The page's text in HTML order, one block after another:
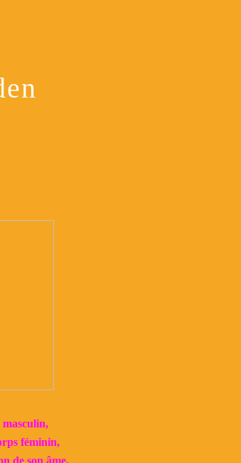
masculin,
féminin,
de son âme,